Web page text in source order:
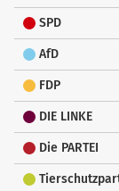
SPD
AfD
FDP
DIE LINKE
Die PARTEI